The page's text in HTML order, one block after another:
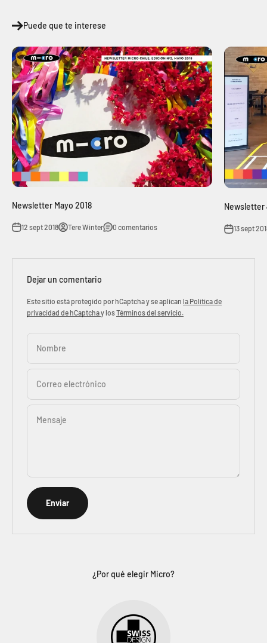
Puede que te interese
Newsletter Mayo 2018
12 sept 2018 Tere Winter 0 comentarios
Newsletter
13 sept
Dejar un comentario
Este sitio está protegido por hCaptcha y se aplican la Política de
privacidad de hCaptchay losTérminos del servicio.
Nombre
Correo electrónico
Mensaje
Enviar
¿Por qué elegir Micro?